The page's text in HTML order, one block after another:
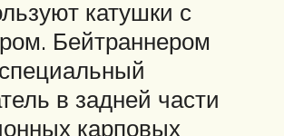
катушки с
Бейтраннером
в задней части
карповых